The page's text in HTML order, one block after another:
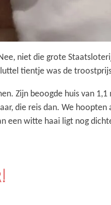
niet die grote
tientje was de
Zijn beoogde huis van
die reis dan. We
een witte haai ligt nog